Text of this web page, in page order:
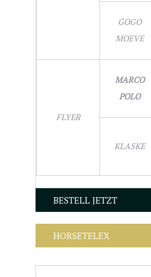
GOGO
MOEVE
FLYER
MARCO
POLO
KLASKE
BESTELL JETZT
HORSETELEX